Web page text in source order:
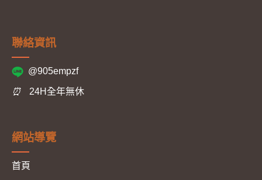
聯絡資訊
@905empzf
⏰ 24H全年無休
網站導覽
首頁